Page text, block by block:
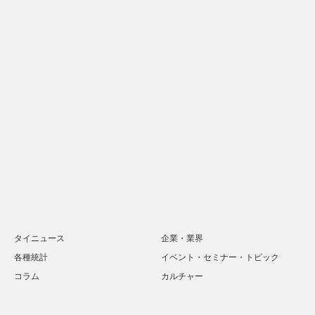
タイニュース
企業・業界
各種統計
イベント・セミナー・トピック
コラム
カルチャー